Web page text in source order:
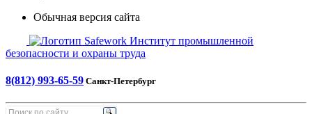
Обычная версия сайта
Safework Институт промышленной
безопасности и охраны труда
8(812) 993-65-59 Санкт-Петербург